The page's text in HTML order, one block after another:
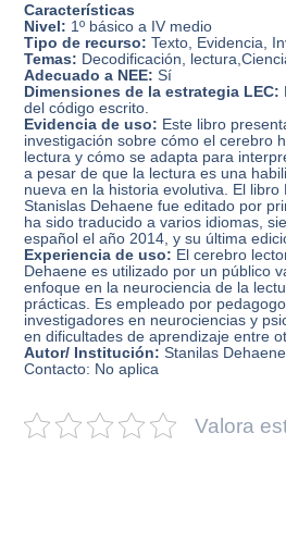
Características
Nivel: 1º básico a IV medio
Tipo de recurso: Texto, Evidencia,
Temas: Decodificación,
Adecuado a NEE: Sí
Dimensiones de la estrategia LEC:
del código escrito.
Evidencia de uso: Este libro
investigación sobre cómo el cerebro
lectura y cómo se adapta para
a pesar de que la lectura es una
nueva en la historia evolutiva. El
Stanislas Dehaene fue editado por
ha sido traducido a varios idiomas,
español el año 2014, y su última
Experiencia de uso: El cerebro
Dehaene es utilizado por un público
enfoque en la neurociencia de la
prácticas. Es empleado por
investigadores en neurociencias y
en dificultades de aprendizaje entre
Autor/ Institución: Stanilas
Contacto: No aplica
Valora